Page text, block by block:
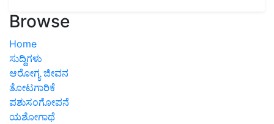
Browse
Home
ಸುದ್ದಿಗಳು
ಆರೋಗ್ಯ ಜೀವನ
ತೋಟಗಾರಿಕೆ
ಪಶುಸಂಗೋಪನೆ
ಯಶೋಗಾಥೆ